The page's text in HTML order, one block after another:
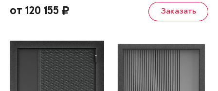
от 120 155 Заказать